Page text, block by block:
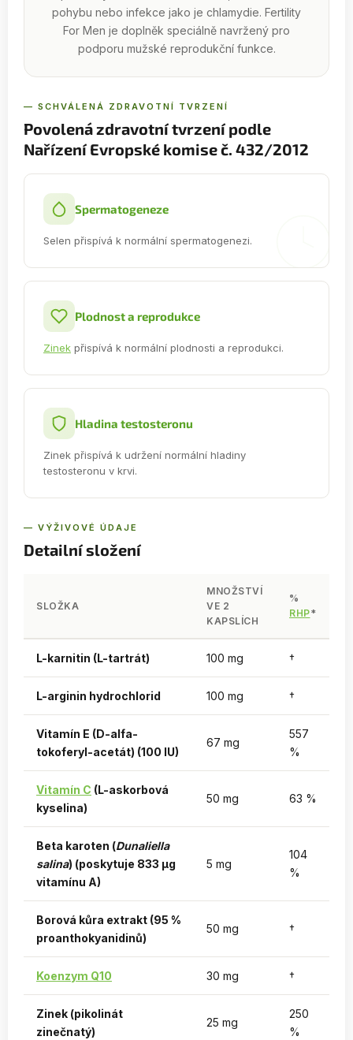
pohybu nebo infekce jako je chlamydie. Fertility
For Men je doplněk speciálně navržený pro
podporu mužské reprodukční funkce.
— SCHVÁLENÁ ZDRAVOTNÍ TVRZENÍ
Povolená zdravotní tvrzení podle
Nařízení Evropské komise č. 432/2012
Spermatogeneze
Selen přispívá k normální spermatogenezi.
Plodnost a reprodukce
Zinek přispívá k normální plodnosti a reprodukci.
Hladina testosteronu
Zinek přispívá k udržení normální hladiny
testosteronu v krvi.
— VÝŽIVOVÉ ÚDAJE
Detailní složení
SLOŽKA
MNOŽSTVÍ
VE 2
KAPSLÍCH
%
RHP*
L-karnitin (L-tartrát) 100 mg †
L-arginin hydrochlorid 100 mg †
Vitamín E (D-alfa-
tokoferyl-acetát) (100 IU)
67 mg
557
%
Vitamín C (L-askorbová
kyselina)
50 mg 63 %
Beta karoten (Dunaliella
salina) (poskytuje 833 µg
vitamínu A)
5 mg
104
%
Borová kůra extrakt (95 %
proanthokyanidinů)
50 mg †
Koenzym Q10 30 mg †
Zinek (pikolinát
zinečnatý)
25 mg
250
%